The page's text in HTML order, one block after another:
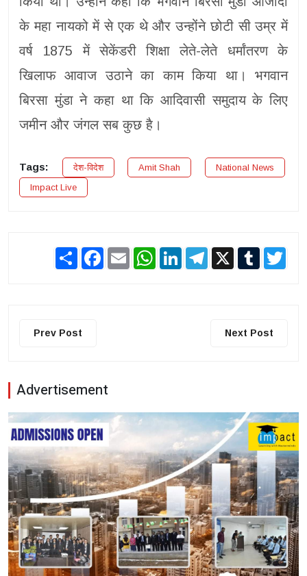
के महा नायको में से एक थे और उन्होंने छोटी सी उम्र में
वर्ष 1875 में सेकेंडरी शिक्षा लेते-लेते धर्मांतरण के
खिलाफ आवाज उठाने का काम किया था। भगवान
बिरसा मुंडा ने कहा था कि आदिवासी समुदाय के लिए
जमीन और जंगल सब कुछ है।
Tags: देश-विदेश Amit Shah
National News
Impact Live
Share Facebook
Email WhatsAppLinkedInTelegram
X Tumblr
Prev Post Next Post
Advertisement